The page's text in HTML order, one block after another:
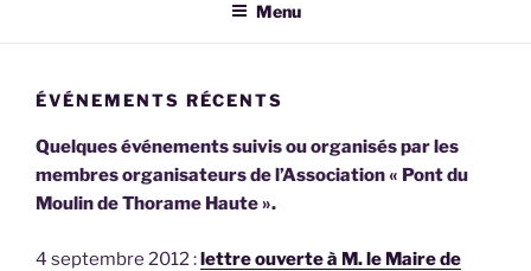
Menu
ÉVÉNEMENTS RÉCENTS
Quelques événements suivis ou organisés par les
membres organisateurs de l’Association « Pont du
Moulin de Thorame Haute ».
4 septembre 2012 :lettre ouverte à M. le Maire de